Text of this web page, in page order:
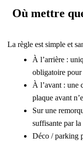
Où mettre
La règle est simple et
À l’arrière :
obligatoire
À l’avant : une
plaque avant
Sur une
suffisante par la
Déco / parking